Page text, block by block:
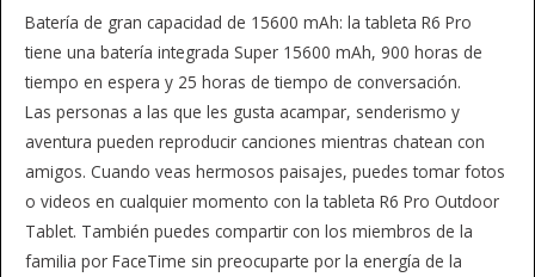
Batería de gran capacidad de 15600 mAh: la tableta R6 Pro
tiene una batería integrada Super 15600 mAh, 900 horas de
tiempo en espera y 25 horas de tiempo de conversación.
Las personas a las que les gusta acampar, senderismo y
aventura pueden reproducir canciones mientras chatean con
amigos. Cuando veas hermosos paisajes, puedes tomar fotos
o videos en cualquier momento con la tableta R6 Pro Outdoor
Tablet. También puedes compartir con los miembros de la
familia por FaceTime sin preocuparte por la energía de la